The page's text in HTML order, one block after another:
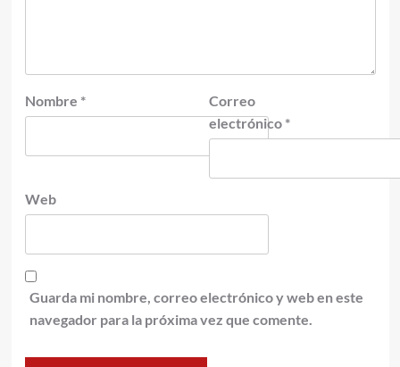
Nombre *
Correo
electrónico *
Web
Guarda mi nombre, correo electrónico y web en este
navegador para la próxima vez que comente.